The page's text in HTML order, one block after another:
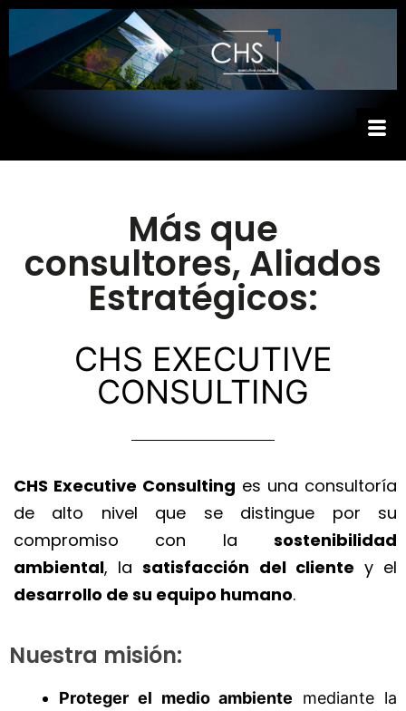
Más que
consultores, Aliados
Estratégicos:
CHS EXECUTIVE
CONSULTING
CHS Executive Consulting es una consultoría
de alto nivel que se distingue por su
compromiso con la sostenibilidad
ambiental, lasatisfacción del cliente y el
desarrollo de su equipo humano.
Nuestra misión:
Proteger el medio ambiente mediante la